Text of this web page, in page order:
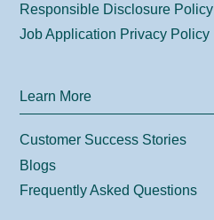
Responsible Disclosure Policy
Job Application Privacy Policy
Learn More
Customer Success Stories
Blogs
Frequently Asked Questions